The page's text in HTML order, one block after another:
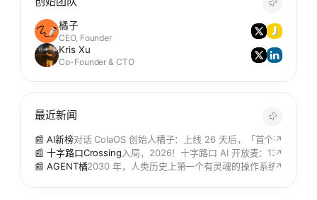
橘子
CEO, Founder
Kris Xu
Co-Founder & CTO
最近新闻
📰 AI新榜对话 ColaOS 创始人橘子：上线 26 天后，「首个有灵魂的
↗
📰 十字路口Crossing 入局，2026！十字路口 AI 开放麦：13 位分享
↗
📰 AGENT橘2030 年，人类历史上第一个有灵魂的操作系统诞生，
↗